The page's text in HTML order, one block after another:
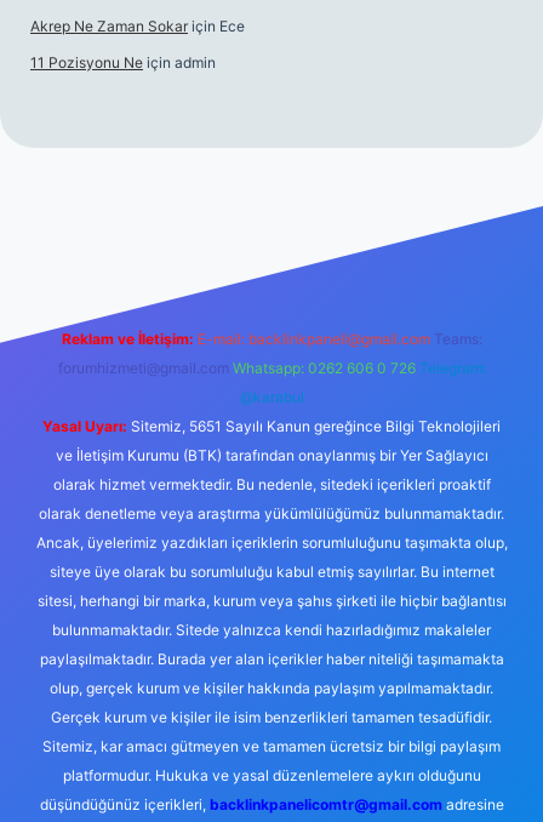
Akrep Ne Zaman Sokar için Ece
11 Pozisyonu Ne için admin
Reklam ve İletişim: E-mail: backlinkpaneli@gmail.com Teams:
forumhizmeti@gmail.com Whatsapp: 0262 606 0 726 Telegram:
@karabul
Yasal Uyarı: Sitemiz, 5651 Sayılı Kanun gereğince Bilgi Teknolojileri
ve İletişim Kurumu (BTK) tarafından onaylanmış bir Yer Sağlayıcı
olarak hizmet vermektedir. Bu nedenle, sitedeki içerikleri proaktif
olarak denetleme veya araştırma yükümlülüğümüz bulunmamaktadır.
Ancak, üyelerimiz yazdıkları içeriklerin sorumluluğunu taşımakta olup,
siteye üye olarak bu sorumluluğu kabul etmiş sayılırlar. Bu internet
sitesi, herhangi bir marka, kurum veya şahıs şirketi ile hiçbir bağlantısı
bulunmamaktadır. Sitede yalnızca kendi hazırladığımız makaleler
paylaşılmaktadır. Burada yer alan içerikler haber niteliği taşımamakta
olup, gerçek kurum ve kişiler hakkında paylaşım yapılmamaktadır.
Gerçek kurum ve kişiler ile isim benzerlikleri tamamen tesadüfidir.
Sitemiz, kar amacı gütmeyen ve tamamen ücretsiz bir bilgi paylaşım
platformudur. Hukuka ve yasal düzenlemelere aykırı olduğunu
düşündüğünüz içerikleri, backlinkpanelicomtr@gmail.comadresine